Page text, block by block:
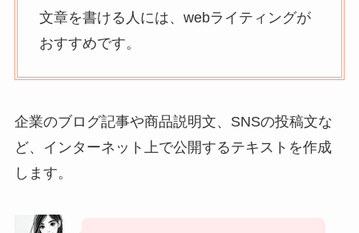
文章を書ける人には、webライティングが
おすすめです。
企業のブログ記事や商品説明文、SNSの投稿文な
ど、インターネット上で公開するテキストを作成
します。